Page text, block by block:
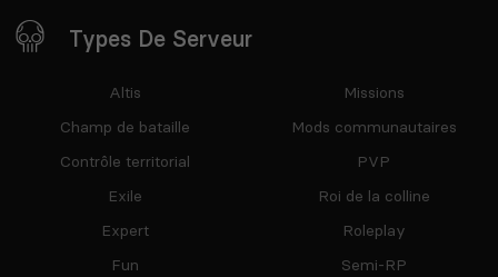
Types De Serveur
Altis
Champ de bataille
Contrôle territorial
Exile
Expert
Fun
Missions
Mods communautaires
PVP
Roi de la colline
Roleplay
Semi-RP